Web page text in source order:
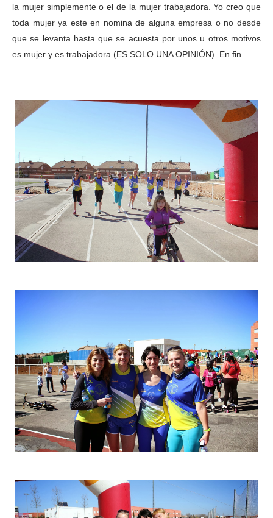
la mujer simplemente o el de la mujer trabajadora. Yo creo que
toda mujer ya este en nomina de alguna empresa o no desde
que se levanta hasta que se acuesta por unos u otros motivos
es mujer y es trabajadora (ES SOLO UNA OPINIÓN). En fin.